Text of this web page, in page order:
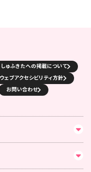
しゅふきたへの掲載について
ウェブアクセシビリティ方針
お問い合わせ